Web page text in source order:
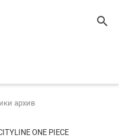
search
архив
ONE PIECE